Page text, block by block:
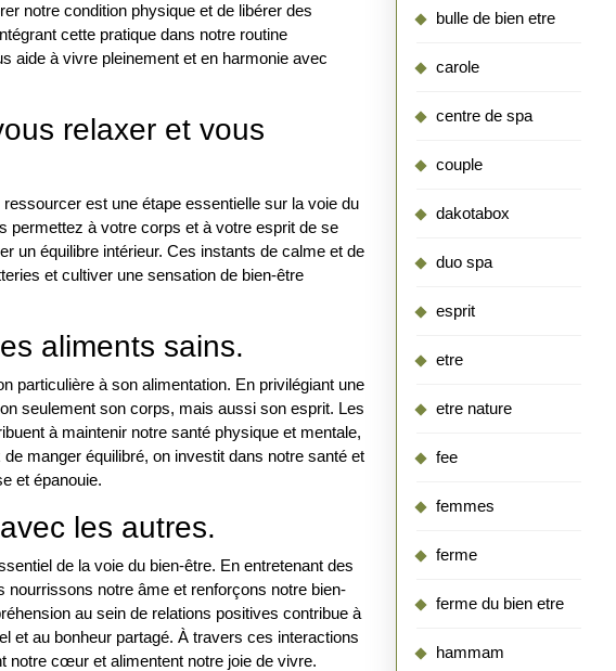
notre condition physique et de libérer des
cette pratique dans notre routine
aide à vivre pleinement et en harmonie avec
relaxer et vous
est une étape essentielle sur la voie du
permettez à votre corps et à votre esprit de se
un équilibre intérieur. Ces instants de calme et de
et cultiver une sensation de bien-être
aliments sains.
particulière à son alimentation. En privilégiant une
seulement son corps, mais aussi son esprit. Les
à maintenir notre santé physique et mentale,
manger équilibré, on investit dans notre santé et
et épanouie.
les autres.
de la voie du bien-être. En entretenant des
notre âme et renforçons notre bien-
au sein de relations positives contribue à
et au bonheur partagé. À travers ces interactions
notre cœur et alimentent notre joie de vivre.
bulle de bien etre
carole
centre de spa
couple
dakotabox
duo spa
esprit
etre
etre nature
fee
femmes
ferme
ferme du bien etre
hammam